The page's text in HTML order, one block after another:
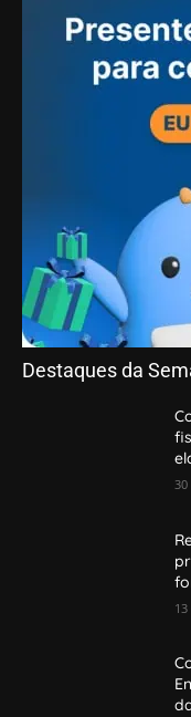
Destaques da